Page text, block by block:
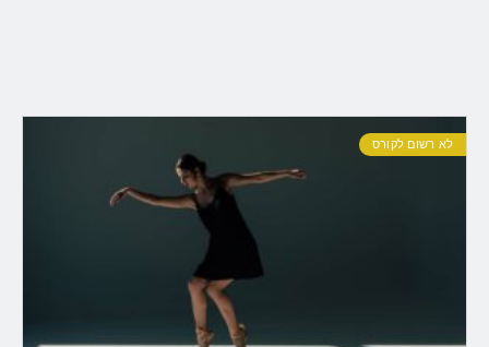
לא רשום לקורס